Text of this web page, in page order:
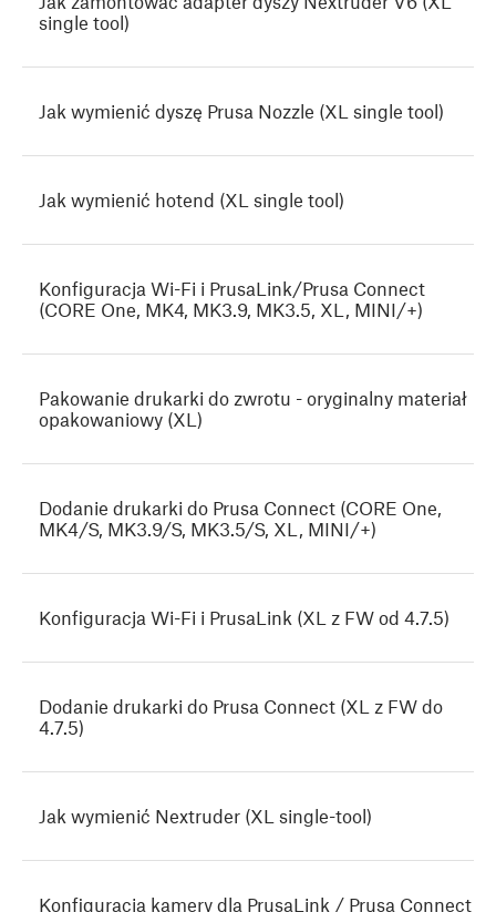
single tool)
Jak wymienić dyszę Prusa Nozzle (XL single tool)
Jak wymienić hotend (XL single tool)
Konfiguracja Wi-Fi i PrusaLink/Prusa Connect
(CORE One, MK4, MK3.9, MK3.5, XL, MINI/+)
Pakowanie drukarki do zwrotu - oryginalny materiał
opakowaniowy (XL)
Dodanie drukarki do Prusa Connect (CORE One,
MK4/S, MK3.9/S, MK3.5/S, XL, MINI/+)
Konfiguracja Wi-Fi i PrusaLink (XL z FW od 4.7.5)
Dodanie drukarki do Prusa Connect (XL z FW do
4.7.5)
Jak wymienić Nextruder (XL single-tool)
Konfiguracja kamery dla PrusaLink / Prusa Connect